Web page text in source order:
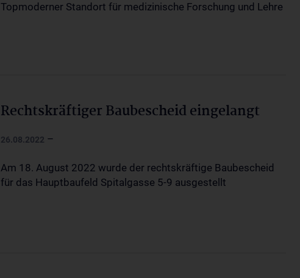
Topmoderner Standort für medizinische Forschung und Lehre
Rechtskräftiger Baubescheid eingelangt
26.08.2022 –
Am 18. August 2022 wurde der rechtskräftige Baubescheid
für das Hauptbaufeld Spitalgasse 5-9 ausgestellt